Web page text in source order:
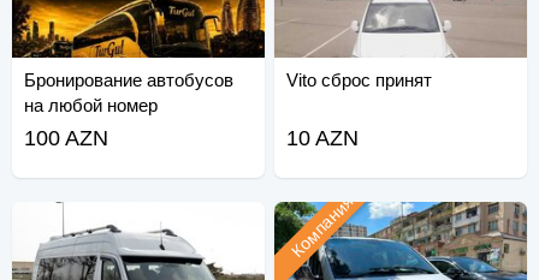
Бронирование автобусов
на любой номер
100 AZN
Vito сброс принят
10 AZN
Компания